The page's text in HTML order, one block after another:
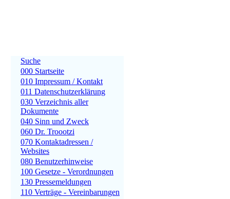
Suche
000 Startseite
010 Impressum / Kontakt
011 Datenschutzerklärung
030 Verzeichnis aller
Dokumente
040 Sinn und Zweck
060 Dr. Troootzi
070 Kontaktadressen /
Websites
080 Benutzerhinweise
100 Gesetze - Verordnungen
130 Pressemeldungen
110 Verträge - Vereinbarungen